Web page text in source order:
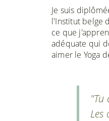
Je suis
l'Institut belge
ce que
adéquate qui
aimer le Yoga
"Tu
Les